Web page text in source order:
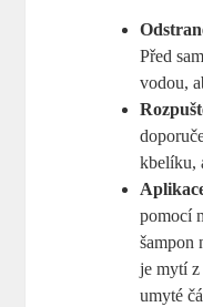
Před
vodou,
kbelíku,
pomocí
šampon
je mytí
umyté